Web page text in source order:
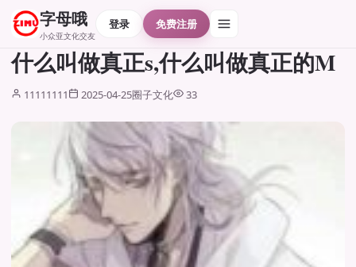
字母哦
小众亚文化交友
登录 免费注册
什么叫做真正s,什么叫做真正的M
11111111 2025-04-25圈子文化 33